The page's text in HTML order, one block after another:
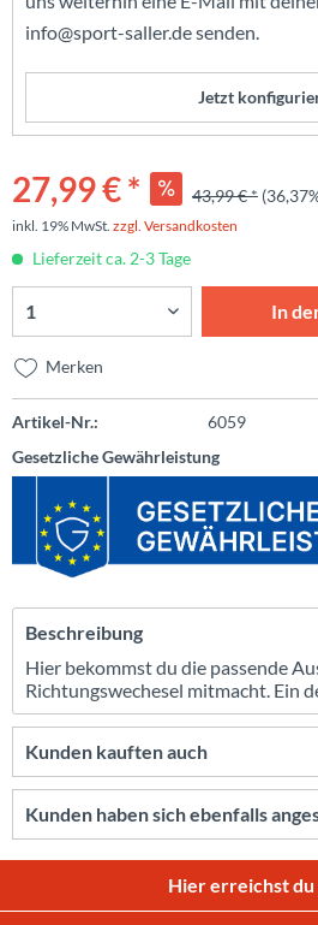
info@sport-saller.de senden.
Jetzt
27,99 € * 43,99 € *
inkl. 19% MwSt. zzgl. Versandkosten
Lieferzeit ca. 2-3 Tage
In
Merken
Artikel-Nr.:
6059
Gesetzliche Gewährleistung
Beschreibung
Hier bekommst du die passende
Richtungswechesel mitmacht. Ein
Kunden kauften auch
Kunden haben sich ebenfalls
Hier erreichst du